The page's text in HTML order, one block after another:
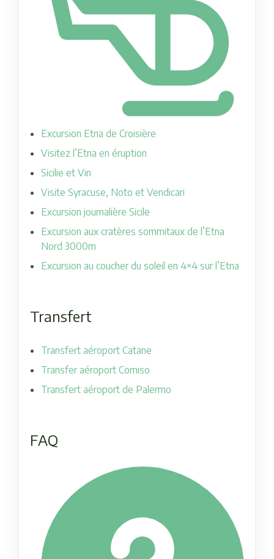
Excursion Etna de Croisière
Visitez l’Etna en éruption
Sicilie et Vin
Visite Syracuse, Noto et Vendicari
Excursion journalière Sicile
Excursion aux cratères sommitaux de l’Etna
Nord 3000m
Excursion au coucher du soleil en 4×4 sur l’Etna
Transfert
Transfert aéroport Catane
Transfer aéroport Comiso
Transfert aéroport de Palermo
FAQ